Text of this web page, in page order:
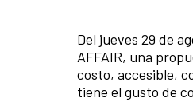
Del jueves 29 de
AFFAIR, una
costo, accesible,
tiene el gusto de